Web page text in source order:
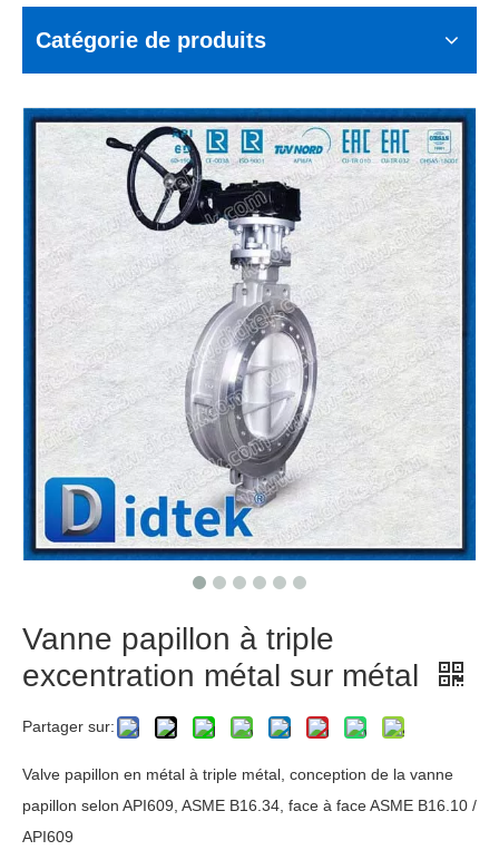
Catégorie de produits
Vanne papillon à triple
excentration métal sur métal
Partager sur:
Valve papillon en métal à triple métal, conception de la vanne
papillon selon API609, ASME B16.34, face à face ASME B16.10 /
API609